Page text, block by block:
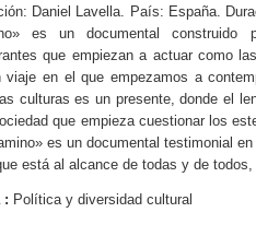
Daniel Lavella. País: España.
es un documental construido
que empiezan a actuar como
viaje en el que empezamos a
culturas es un presente, donde el
que empieza cuestionar los
es un documental testimonial
está al alcance de todas y de
: Política y diversidad cultural